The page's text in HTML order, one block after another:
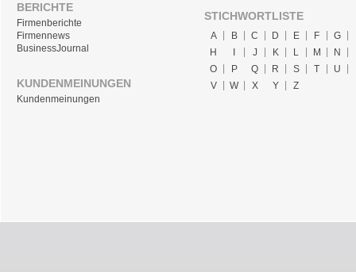
BERICHTE
Firmenberichte
Firmennews
BusinessJournal
KUNDENMEINUNGEN
Kundenmeinungen
STICHWORTLISTE
A B C D E F
G
H
I J K L M
N
O
P Q R S T
U
V
W X Y Z